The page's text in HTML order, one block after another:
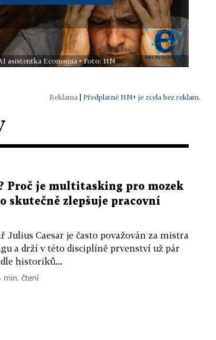
asistentka Economia • Foto: HN
Předplatné HN+ je zcela bez reklam.
Proč je multitasking pro mozek
skutečně zlepšuje pracovní
Julius Caesar je často považován za mistra
a drží v této disciplíně prvenství už pár
historiků...
min. čtení